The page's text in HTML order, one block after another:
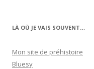
LÀ OÙ JE VAIS SOUVENT…
Mon site de préhistoire
Bluesy